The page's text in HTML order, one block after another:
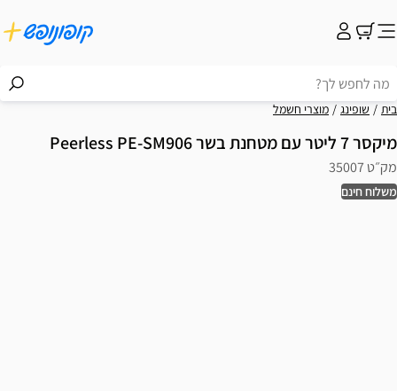
בית שופינג מוצרי חשמל
מיקסר 7 ליטר עם מטחנת בשר Peerless PE-SM906
מק״ט 35007
משלוח חינם